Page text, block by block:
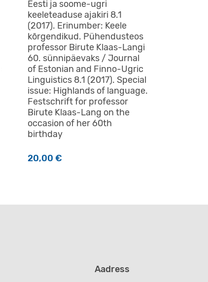
Eesti ja soome-ugri
keeleteaduse ajakiri 8.1
(2017). Erinumber: Keele
kõrgendikud. Pühendusteos
professor Birute Klaas-Langi
60. sünnipäevaks / Journal
of Estonian and Finno-Ugric
Linguistics 8.1 (2017). Special
issue: Highlands of language.
Festschrift for professor
Birute Klaas-Lang on the
occasion of her 60th
birthday
20,00 €
Aadress